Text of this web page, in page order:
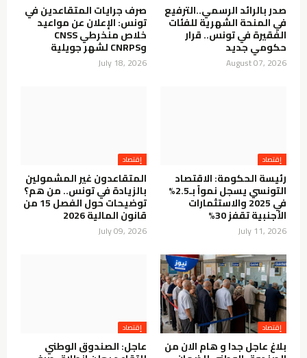
صدر بالرائد الرسمي..الترفيع
في المنحة الشهرية للفئات
الفقيرة في تونس.. قرار
حكومي جديد
August 07, 2026
صرف جرايات المتقاعدين في
تونس: الإعلان عن مواعيد
خلاص منخرطي CNSS
وCNRPS لشهر جويلية
July 18, 2026
إقتصاد
رئيسة الحكومة: الاقتصاد
التونسي يسجل نمواً بـ2.5%
في 2025 والاستثمارات
الأجنبية تقفز 30%
July 11, 2026
إقتصاد
المتقاعدون غير المشمولين
بالزيادة في تونس.. من هم؟
توضيحات حول الفصل 15 من
قانون المالية 2026
July 09, 2026
إقتصاد
بلاغ عاجل جدا و هام الان من
إقتصاد
عاجل: الصندوق الوطني